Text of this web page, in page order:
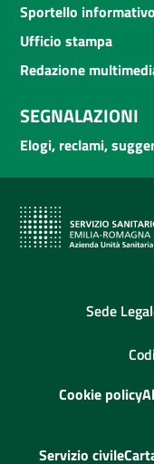
Sportello informativo
Ufficio stampa
Redazione
SEGNALAZIONI
Elogi, reclami,
Sede
Cookie policy
Servizio civile